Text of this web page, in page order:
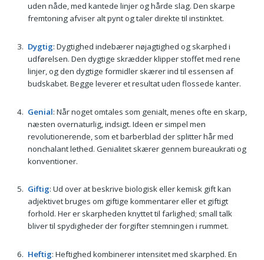
uden nåde, med kantede linjer og hårde slag. Den skarpe
fremtoning afviser alt pynt og taler direkte til instinktet.
Dygtig: Dygtighed indebærer nøjagtighed og skarphed i
udførelsen. Den dygtige skrædder klipper stoffet med rene
linjer, og den dygtige formidler skærer ind til essensen af
budskabet. Begge leverer et resultat uden flossede kanter.
Genial: Når noget omtales som genialt, menes ofte en skarp,
næsten overnaturlig, indsigt. Ideen er simpel men
revolutionerende, som et barberblad der splitter hår med
nonchalant lethed. Genialitet skærer gennem bureaukrati og
konventioner.
Giftig: Ud over at beskrive biologisk eller kemisk gift kan
adjektivet bruges om giftige kommentarer eller et giftigt
forhold. Her er skarpheden knyttet til farlighed; small talk
bliver til spydigheder der forgifter stemningen i rummet.
Heftig: Heftighed kombinerer intensitet med skarphed. En